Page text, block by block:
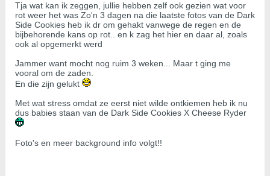
Tja wat kan ik zeggen, jullie hebben zelf ook gezien wat voor
rot weer het was Zo'n 3 dagen na die laatste fotos van de Dark
Side Cookies heb ik dr om gehakt vanwege de regen en de
bijbehorende kans op rot.. en k zag het hier en daar al, zoals
ook al opgemerkt werd
Jammer want mocht nog ruim 3 weken... Maar t ging me
vooral om de zaden.
En die zijn gelukt
Met wat stress omdat ze eerst niet wilde ontkiemen heb ik nu
dus babies staan van de Dark Side Cookies X Cheese Ryder
Foto's en meer background info volgt!!